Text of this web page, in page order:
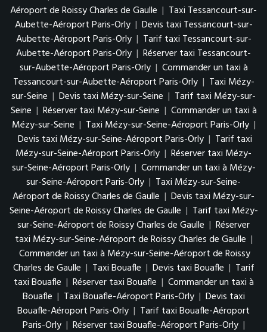
Aéroport de Roissy Charles de Gaulle | Taxi Tessancourt-sur-
Aubette-Aéroport Paris-Orly | Devis taxi Tessancourt-sur-
Aubette-Aéroport Paris-Orly | Tarif taxi Tessancourt-sur-
Aubette-Aéroport Paris-Orly | Réserver taxi Tessancourt-
sur-Aubette-Aéroport Paris-Orly | Commander un taxi à
Tessancourt-sur-Aubette-Aéroport Paris-Orly | Taxi Mézy-
sur-Seine | Devis taxi Mézy-sur-Seine | Tarif taxi Mézy-sur-
Seine | Réserver taxi Mézy-sur-Seine | Commander un taxi à
Mézy-sur-Seine | Taxi Mézy-sur-Seine-Aéroport Paris-Orly |
Devis taxi Mézy-sur-Seine-Aéroport Paris-Orly | Tarif taxi
Mézy-sur-Seine-Aéroport Paris-Orly | Réserver taxi Mézy-
sur-Seine-Aéroport Paris-Orly | Commander un taxi à Mézy-
sur-Seine-Aéroport Paris-Orly | Taxi Mézy-sur-Seine-
Aéroport de Roissy Charles de Gaulle | Devis taxi Mézy-sur-
Seine-Aéroport de Roissy Charles de Gaulle | Tarif taxi Mézy-
sur-Seine-Aéroport de Roissy Charles de Gaulle | Réserver
taxi Mézy-sur-Seine-Aéroport de Roissy Charles de Gaulle |
Commander un taxi à Mézy-sur-Seine-Aéroport de Roissy
Charles de Gaulle | Taxi Bouafle | Devis taxi Bouafle | Tarif
taxi Bouafle | Réserver taxi Bouafle | Commander un taxi à
Bouafle | Taxi Bouafle-Aéroport Paris-Orly | Devis taxi
Bouafle-Aéroport Paris-Orly | Tarif taxi Bouafle-Aéroport
Paris-Orly | Réserver taxi Bouafle-Aéroport Paris-Orly |